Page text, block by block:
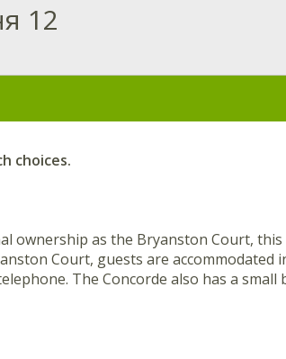
12
choices.
ownership as the Bryanston Court,
Court, guests are
The Concorde also has a